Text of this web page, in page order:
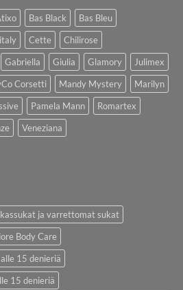
Bas Black
Bas Bleu
Cette
Chilirose
Gabriella Giulia Glamory
Julimex
Corsetti Mandy Mystery
Marilyn
Pamela Mann
Romartex
Veneziana
ja varrettomat sukat
Body Care
15 denieriä
15 denieriä